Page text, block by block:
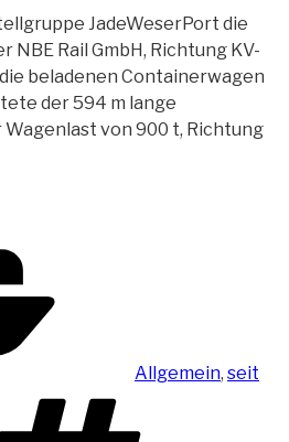
JadeWeserPort die
NBE Rail GmbH, Richtung KV-
beladenen Containerwagen
der 594 m lange
von 900 t, Richtung
Allgemein, seit